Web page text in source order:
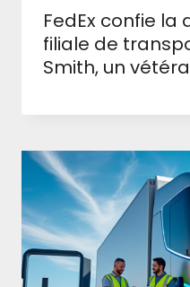
FedEx confie la
filiale de
Smith, un